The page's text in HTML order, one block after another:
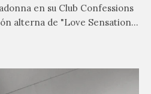
en su Club Confessions
alterna de "Love Sensation",